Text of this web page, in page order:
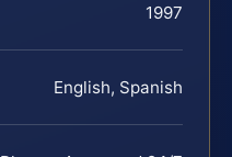
1997
English, Spanish